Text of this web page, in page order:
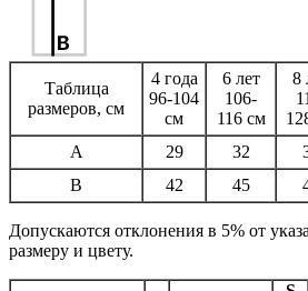
Таблица
размеров, см
4 года
96-104
см
6 лет
106-
116 см
8
A
29 32
B
42 45
Допускаются отклонения в 5% от
размеру и цвету.